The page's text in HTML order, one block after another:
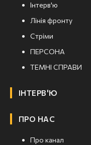
Інтерв'ю
Лінія фронту
Стріми
ПЕРСОНА
ТЕМНІ СПРАВИ
ІНТЕРВ'Ю
ПРО НАС
Про канал